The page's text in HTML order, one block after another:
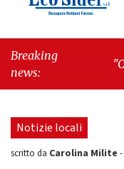
Breaking
news:
"Cava
Mare,
alla fase
Notizie locali
scritto da Carolina Milite -